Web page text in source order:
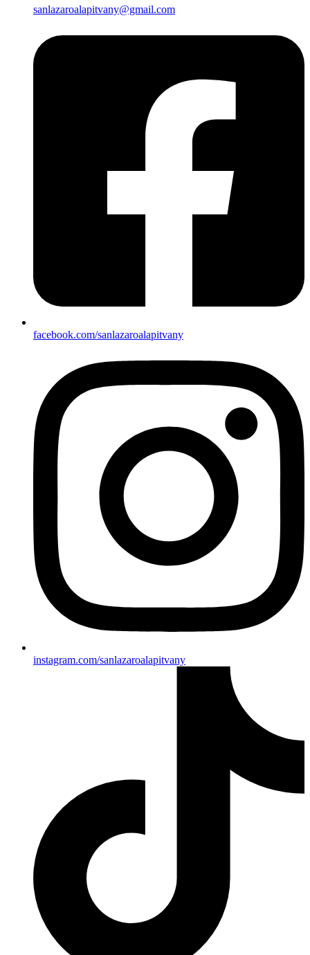
sanlazaroalapitvany@gmail.com
facebook.com/sanlazaroalapitvany
instagram.com/sanlazaroalapitvany